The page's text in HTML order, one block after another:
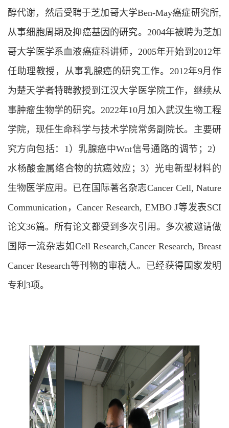
醇代谢，然后受聘于芝加哥大学Ben-May癌症研究所,
从事细胞周期及抑癌基因的研究。2004年被聘为芝加
哥大学医学系血液癌症科讲师，2005年开始到2012年
任助理教授，从事乳腺癌的研究工作。2012年9月作
为楚天学者特聘教授到江汉大学医学院工作，继续从
事肿瘤生物学的研究。2022年10月加入武汉生物工程
学院，现任生命科学与技术学院常务副院长。主要研
究方向包括：1）乳腺癌中Wnt信号通路的调节；2）
水杨酸金属络合物的抗癌效应；3）光电新型材料的
生物医学应用。已在国际著名杂志Cancer Cell, Nature
Communication，Cancer Research, EMBO J等发表SCI
论文36篇。所有论文都受到多次引用。多次被邀请做
国际一流杂志如Cell Research,Cancer Research, Breast
Cancer Research等刊物的审稿人。已经获得国家发明
专利3项。